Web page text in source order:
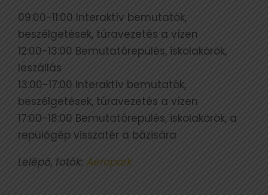
09:00-11:00 Interaktív bemutatók,
beszélgetések, túravezetés a vízen
12:00-13:00 Bemutatórepülés, iskolakörök,
leszállás
13:00-17:00 Interaktív bemutatók,
beszélgetések, túravezetés a vízen
17:00-18:00 Bemutatórepülés, iskolakörök, a
repülőgép visszatér a bázisára
Lelépő, fotók: Aeropark